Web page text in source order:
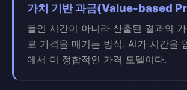
가치 기반 과금(Value-based
들인 시간이 아니라 산출된 결과의
로 가격을 매기는 방식. AI가 시간을
에서 더 정합적인 가격 모델이다.